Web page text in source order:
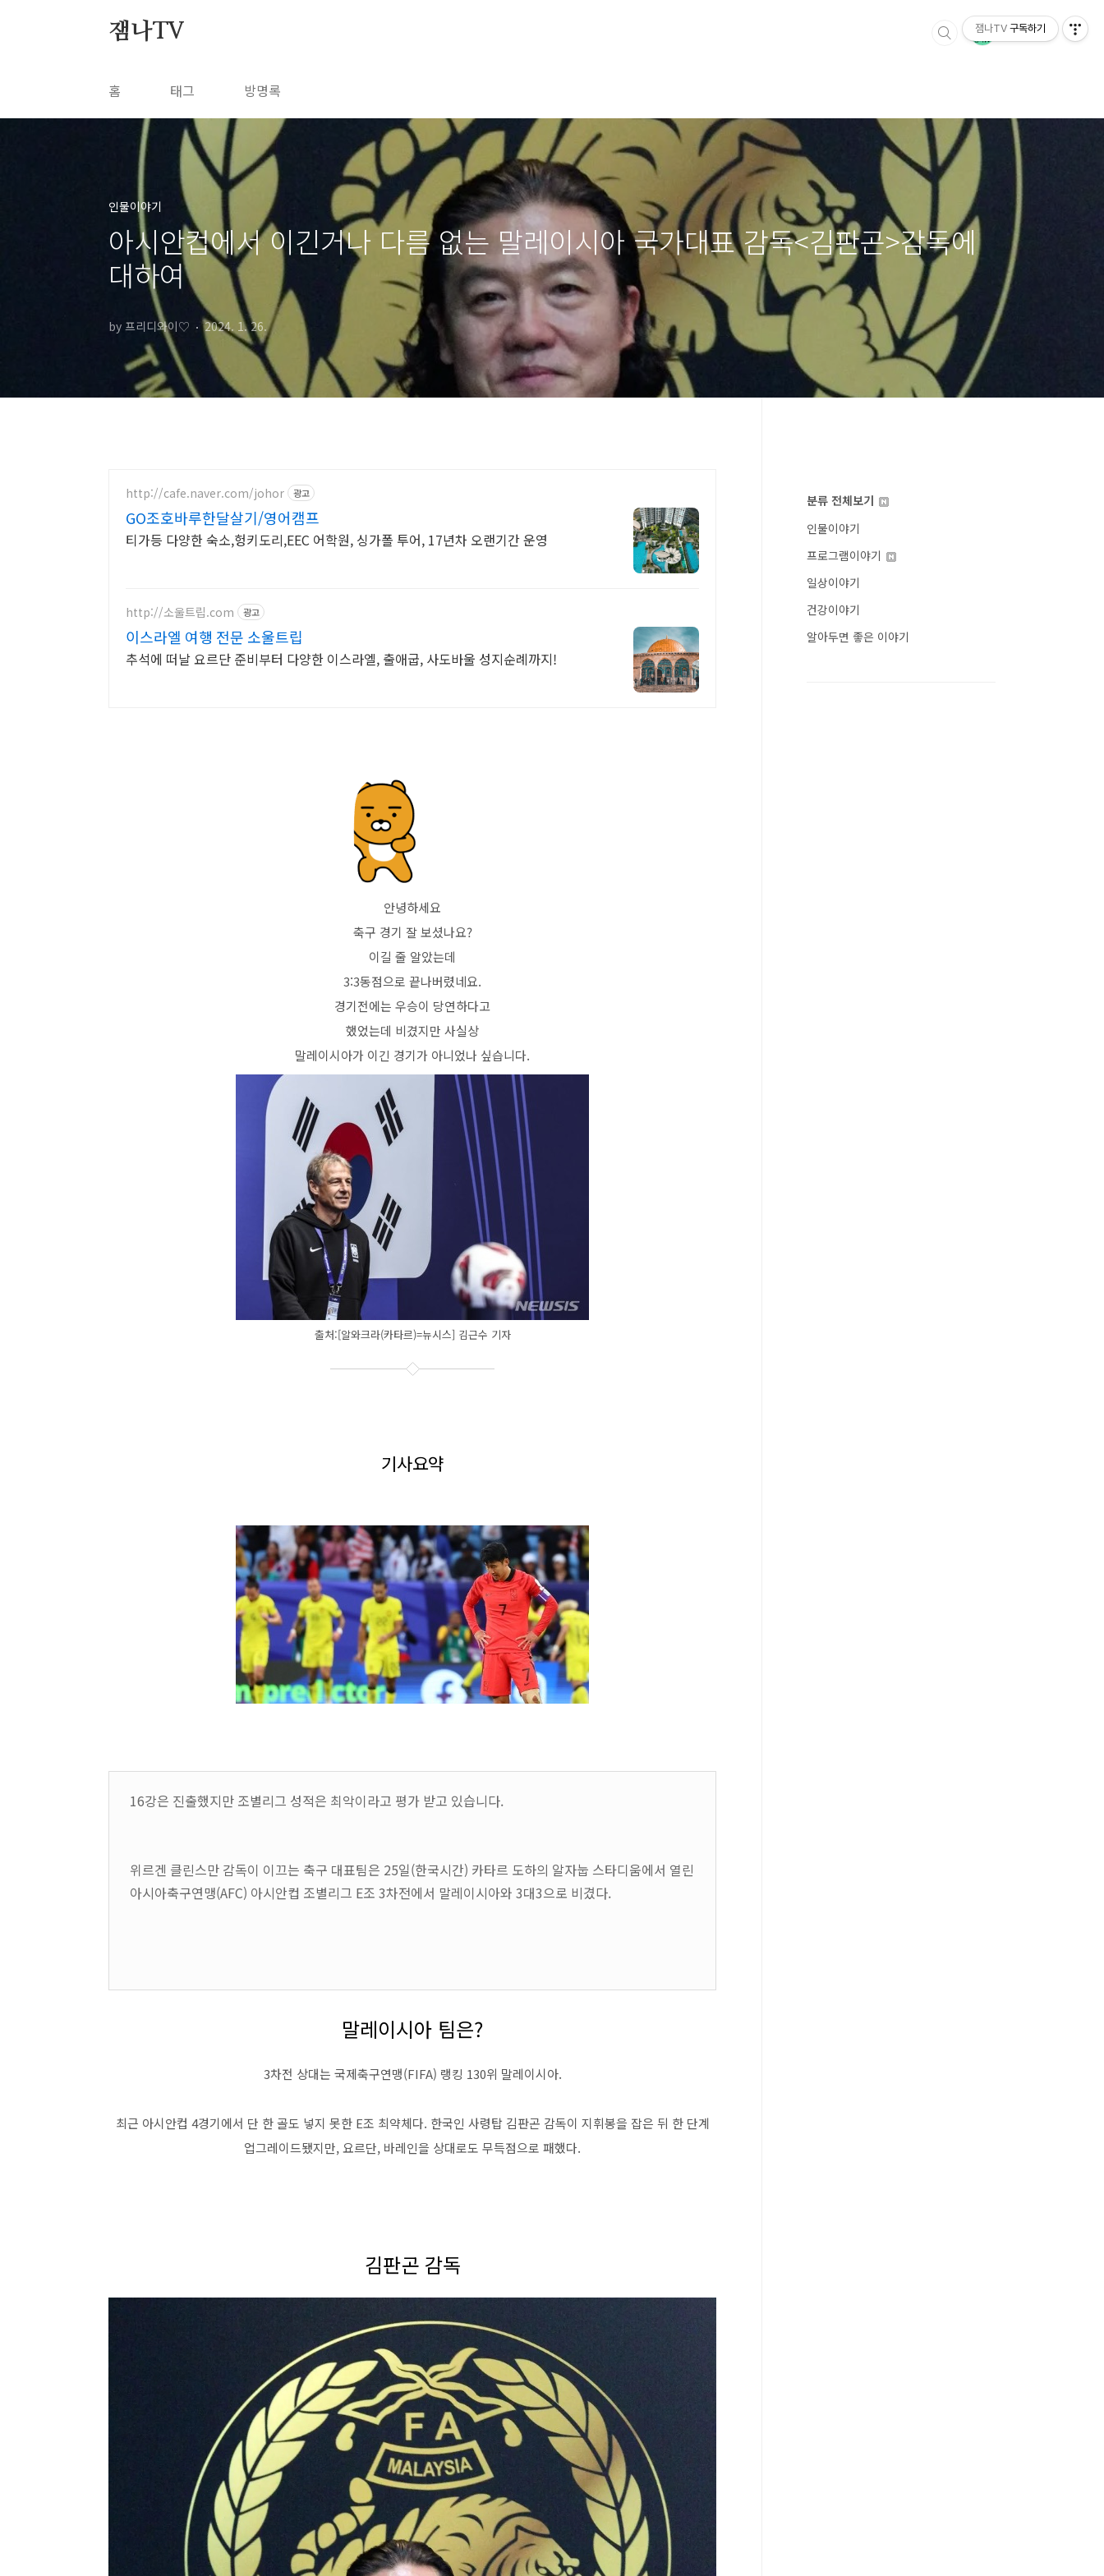
잼나TV
홈 태그 방명록
인물이야기
아시안컵에서 이긴거나 다름 없는 말레이시아 국가대표 감독<김판곤>감독에
대하여
by 프리디와이♡ 2024. 1. 26.
http://cafe.naver.com/johor 광고
GO조호바루한달살기/영어캠프
티가등 다양한 숙소,헝키도리,EEC 어학원, 싱가폴 투어, 17년차 오랜기간 운영
http://소울트립.com 광고
이스라엘 여행 전문 소울트립
추석에 떠날 요르단 준비부터 다양한 이스라엘, 출애굽, 사도바울 성지순례까지!
안녕하세요
축구 경기 잘 보셨나요?
이길 줄 알았는데
3:3동점으로 끝나버렸네요.
경기전에는 우승이 당연하다고
했었는데 비겼지만 사실상
말레이시아가 이긴 경기가 아니었나 싶습니다.
출처:[알와크라(카타르)=뉴시스] 김근수 기자
기사요약
16강은 진출했지만 조별리그 성적은 최악이라고 평가 받고 있습니다.
위르겐 클린스만 감독이 이끄는 축구 대표팀은 25일(한국시간) 카타르 도하의 알자눕 스타디움에서 열린
아시아축구연맹(AFC) 아시안컵 조별리그 E조 3차전에서 말레이시아와 3대3으로 비겼다.
말레이시아 팀은?
3차전 상대는 국제축구연맹(FIFA) 랭킹 130위 말레이시아.
최근 아시안컵 4경기에서 단 한 골도 넣지 못한 E조 최약체다. 한국인 사령탑 김판곤 감독이 지휘봉을 잡은 뒤 한 단계
업그레이드됐지만, 요르단, 바레인을 상대로도 무득점으로 패했다.
김판곤 감독
분류 전체보기
인물이야기
프로그램이야기
일상이야기
건강이야기
알아두면 좋은 이야기
잼나TV 구독하기